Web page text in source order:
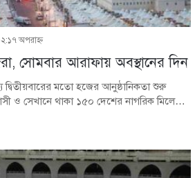
অপরাহ্ণ
সোমবার আরাফায় অবস্থানের দিন
দ্বিতীয়বারের মতো হজের আনুষ্ঠানিকতা শুরু
ও সেখানে থাকা ১৫০ দেশের নাগরিক মিলে…